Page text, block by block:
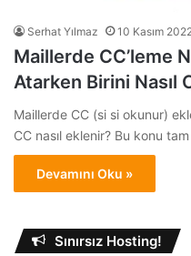
Serhat Yılmaz 10 Kasım
Maillerde CC’leme
Atarken Birini Nasıl
Maillerde CC (si si okunur)
CC nasıl eklenir? Bu konu
Devamını Oku »
Sınırsız Hosting!